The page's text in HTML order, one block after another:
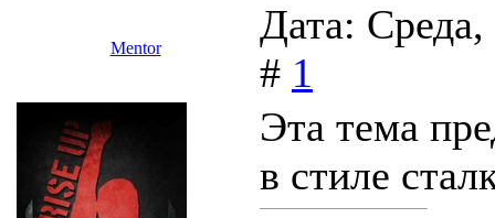
Mentor
Дата:
# 1
Эта тема
в стиле